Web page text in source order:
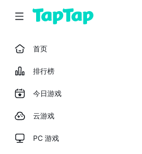
首页
排行榜
今日游戏
云游戏
PC 游戏